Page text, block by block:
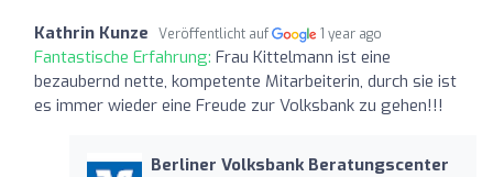
Kathrin Kunze Veröffentlicht auf 1 year ago
Fantastische Erfahrung: Frau Kittelmann ist eine
bezaubernd nette, kompetente Mitarbeiterin, durch sie ist
es immer wieder eine Freude zur Volksbank zu gehen!!!
Berliner Volksbank Beratungscenter